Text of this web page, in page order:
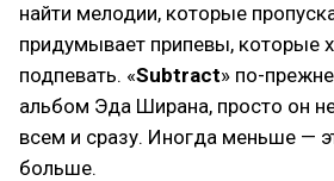
найти мелодии, которые
придумывает припевы, которые
подпевать. «Subtract» по-
альбом Эда Ширана, просто он
всем и сразу. Иногда меньше —
больше.